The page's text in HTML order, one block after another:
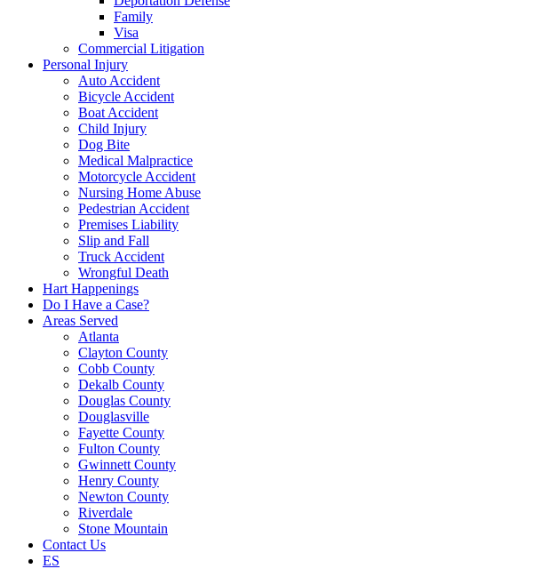
Family
Visa
Commercial Litigation
Personal Injury
Auto Accident
Bicycle Accident
Boat Accident
Child Injury
Dog Bite
Medical Malpractice
Motorcycle Accident
Nursing Home Abuse
Pedestrian Accident
Premises Liability
Slip and Fall
Truck Accident
Wrongful Death
Hart Happenings
Do I Have a Case?
Areas Served
Atlanta
Clayton County
Cobb County
Dekalb County
Douglas County
Douglasville
Fayette County
Fulton County
Gwinnett County
Henry County
Newton County
Riverdale
Stone Mountain
Contact Us
ES